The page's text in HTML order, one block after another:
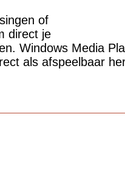
of
direct je
Windows Media
als afspeelbaar